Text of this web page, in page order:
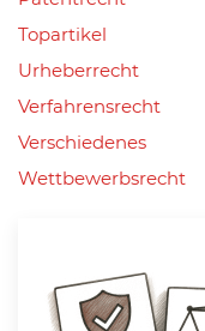
Topartikel
Urheberrecht
Verfahrensrecht
Verschiedenes
Wettbewerbsrecht